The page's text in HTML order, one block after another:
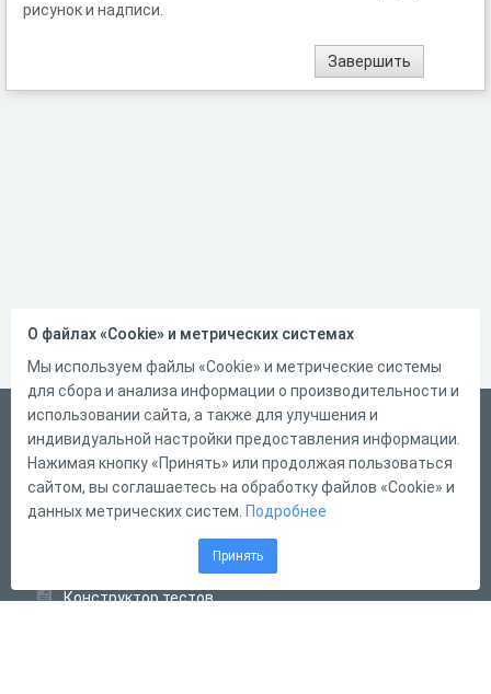
рисунок и надписи.
Русский
Справка
Форма обратной связи
Конструктор тестов
О файлах «Cookie» и метрических системах
Мы используем файлы «Cookie» и метрические системы
для сбора и анализа информации о производительности и
использовании сайта, а также для улучшения и
индивидуальной настройки предоставления информации.
Нажимая кнопку «Принять» или продолжая пользоваться
сайтом, вы соглашаетесь на обработку файлов «Cookie» и
данных метрических систем. Подробнее
Принять